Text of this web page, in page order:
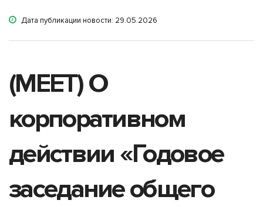
Дата публикации новости: 29.05.2026
(MEET) О
корпоративном
действии «Годовое
заседание общего